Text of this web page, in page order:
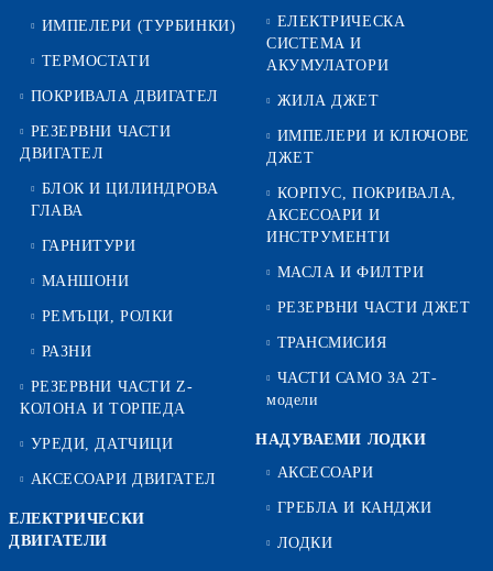
ИМПЕЛЕРИ (ТУРБИНКИ)
ТЕРМОСТАТИ
ПОКРИВАЛА ДВИГАТЕЛ
РЕЗЕРВНИ ЧАСТИ
ДВИГАТЕЛ
БЛОК И ЦИЛИНДРОВА
ГЛАВА
ГАРНИТУРИ
МАНШОНИ
РЕМЪЦИ, РОЛКИ
РАЗНИ
РЕЗЕРВНИ ЧАСТИ Z-
КОЛОНА И ТОРПЕДА
УРЕДИ, ДАТЧИЦИ
АКСЕСОАРИ ДВИГАТЕЛ
ЕЛЕКТРИЧЕСКИ
ДВИГАТЕЛИ
ЕЛЕКТРИЧЕСКА
СИСТЕМА И
АКУМУЛАТОРИ
ЖИЛА ДЖЕТ
ИМПЕЛЕРИ И КЛЮЧОВЕ
ДЖЕТ
КОРПУС, ПОКРИВАЛА,
АКСЕСОАРИ И
ИНСТРУМЕНТИ
МАСЛА И ФИЛТРИ
РЕЗЕРВНИ ЧАСТИ ДЖЕТ
ТРАНСМИСИЯ
ЧАСТИ САМО ЗА 2Т-
модели
НАДУВАЕМИ ЛОДКИ
АКСЕСОАРИ
ГРЕБЛА И КАНДЖИ
ЛОДКИ